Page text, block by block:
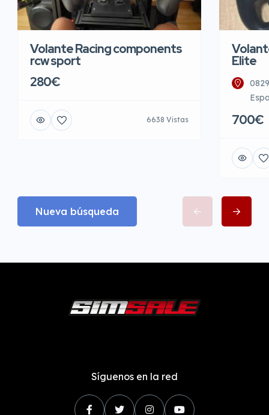
Volante Racing components
rcw sport
280€
6638 Vistas
Elite
700€
Nueva búsqueda
Síguenos en la red